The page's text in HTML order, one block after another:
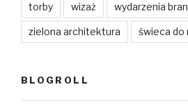
torby wizaż wydarzenia
zielona architektura świeca do
BLOGROLL